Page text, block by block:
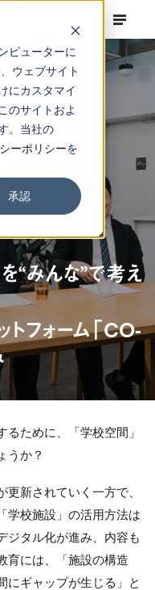
ピューターに
ウェブサイト
にカスタマイ
のサイトおよ
。当社の
ーポリシーを
承認
“みんな”で考え
フォーム「CO-
ために、「学校空間」
うか？
新されていく一方で、
学校施設」の活用方法は
ジタル化が進み、内容も
育には、「施設の構造
にギャップが生じる」と